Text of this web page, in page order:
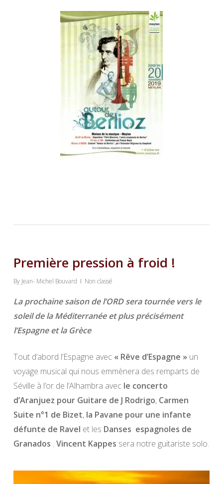
Première pression à froid !
By Jean- Michel Bouvard Non classé
La prochaine saison de l’ORD sera tournée vers le
soleil de la Méditerranée et plus précisément
l’Espagne et la Grèce
Tout d’abord l’Espagne avec « Rêve d’Espagne »un
voyage musical qui nous emmènera des remparts de
Séville à l’or de l’Alhambra avec le concerto
d’Aranjuez pour Guitare de J Rodrigo, Carmen
Suite n°1 de Bizet, la Pavane pour une infante
défunte de Ravel et les Danses espagnoles de
Granados . Vincent Kappes sera notre guitariste solo.